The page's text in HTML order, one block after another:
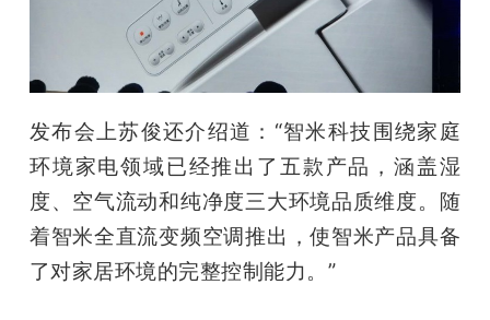
发布会上苏俊还介绍道：“智米科技围绕家庭
环境家电领域已经推出了五款产品，涵盖湿
度、空气流动和纯净度三大环境品质维度。随
着智米全直流变频空调推出，使智米产品具备
了对家居环境的完整控制能力。”